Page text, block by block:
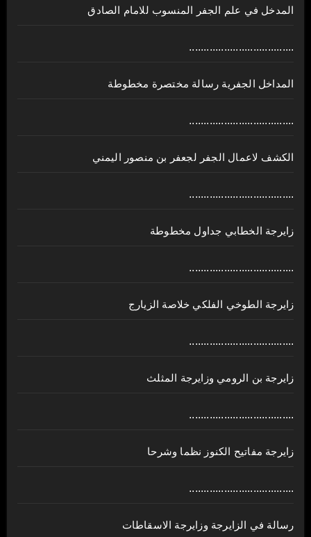
المدخل في علم الجفر المنسوب للامام الصادق
....................................
المداخل الجفرية رسالة مختصرة مخطوطة
....................................
الكشف لاعمال الجفر لجعفر بن منصور اليمني
....................................
زايرجة الخطابي جداول مخطوطة
....................................
زايرجة الطوخي الفلكي خلاصة الزيارج
....................................
زايرجة بن الرومي وزايرجة المثلث
....................................
زايرجة مفاتيح الكنوز نظما وشرحا
....................................
رسالة في الزايرجة وزايرجة الاسقاطات